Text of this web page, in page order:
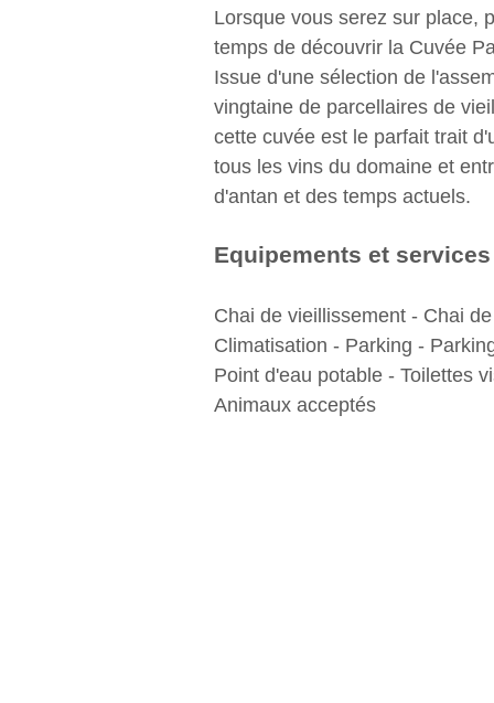
Lorsque vous serez sur place,
temps de découvrir la Cuvée
Issue d'une sélection de
vingtaine de parcellaires de
cette cuvée est le parfait trait
tous les vins du domaine et
d'antan et des temps actuels.
Equipements et services
Chai de vieillissement - Chai
Climatisation - Parking -
Point d'eau potable - Toilettes
Animaux acceptés